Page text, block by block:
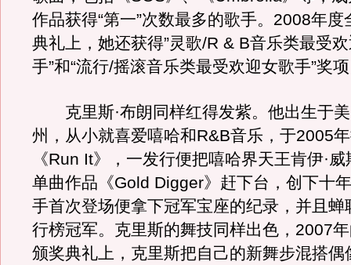
作品获得“第一”次数最多的歌手。2008年度
典礼上，她还获得”灵歌/R & B音乐类最受
手”和“流行/摇滚音乐类最受欢迎女歌手”奖
克里斯·布朗同样红得发紫。他出生于美
州，从小就喜爱嘻哈和R&B音乐，于2005
《Run It》，一发行便把嘻哈界天王肯伊·
单曲作品《Gold Digger》赶下台，创下十
手首次登场便拿下冠军宝座的纪录，并且蝉
行榜冠军。克里斯的舞技同样出色，2007
颁奖典礼上，克里斯把自己的新舞步混搭偶